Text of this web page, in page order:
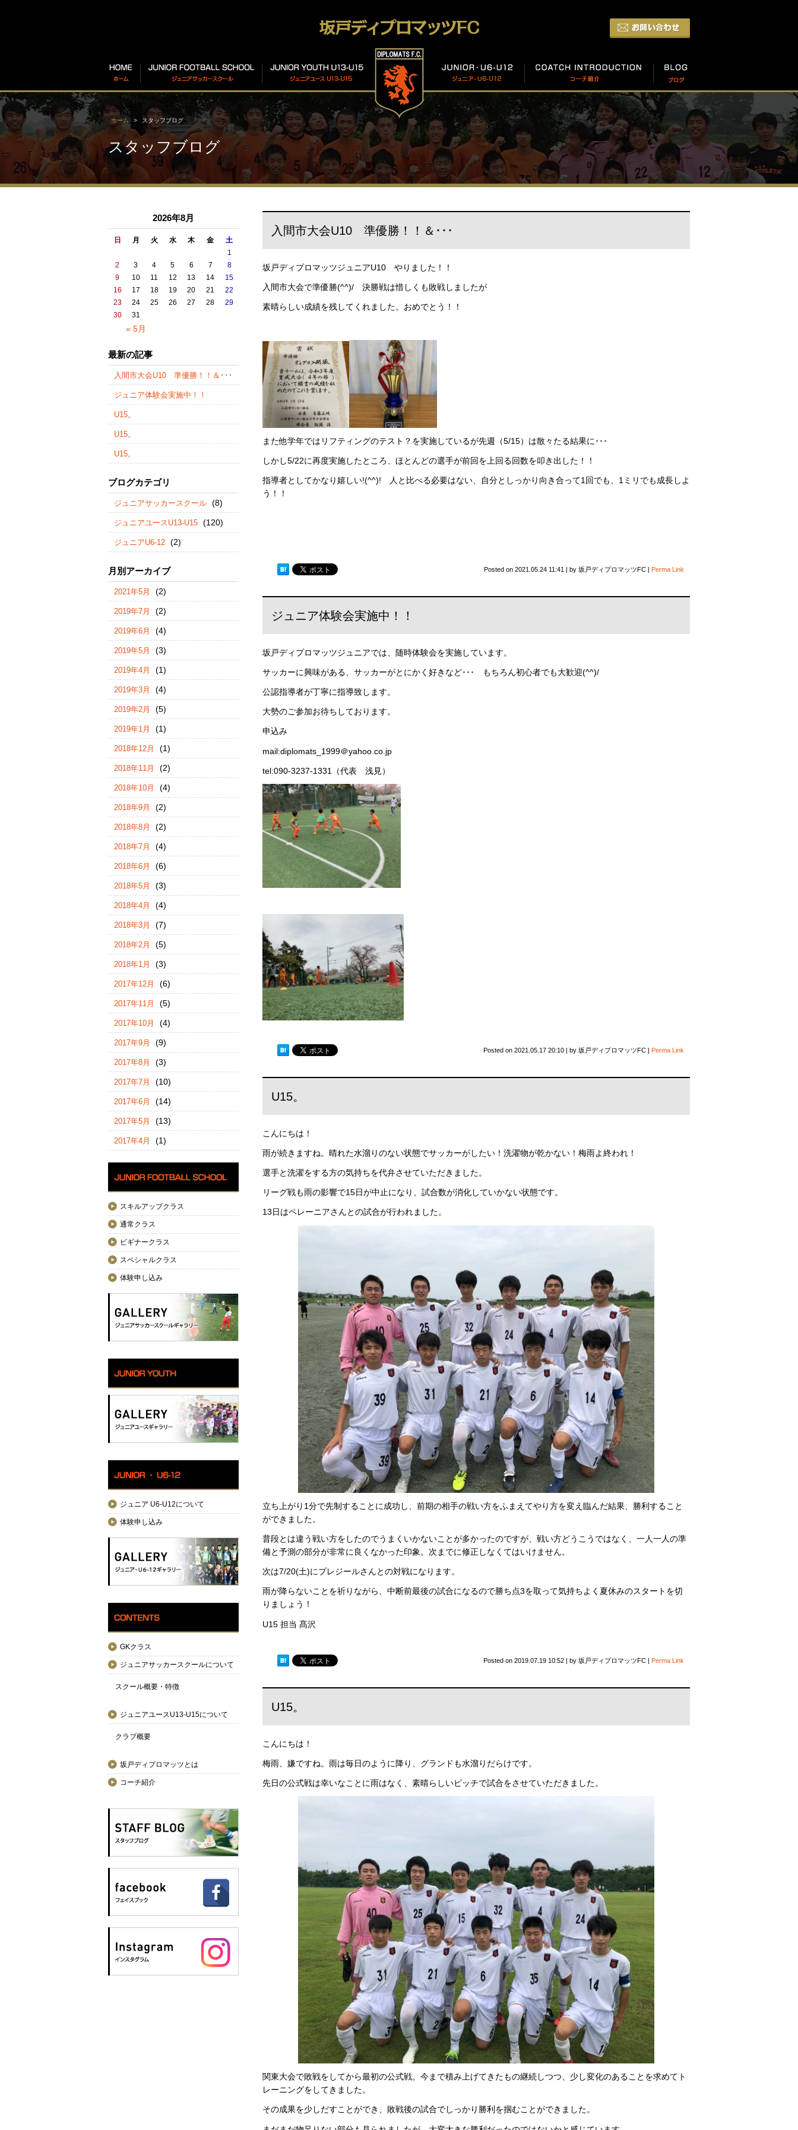
ホーム スタッフブログ
スタッフブログ
入間市大会U10 準優勝！！＆･･･
坂戸ディプロマッツジュニアU10 やりました！！
入間市大会で準優勝(^^)/ 決勝戦は惜しくも敗戦しましたが
素晴らしい成績を残してくれました。おめでとう！！
また他学年ではリフティングのテスト？を実施しているが先週（5/15）は散々たる結果に･･･
しかし5/22に再度実施したところ、ほとんどの選手が前回を上回る回数を叩き出した！！
指導者としてかなり嬉しい!(^^)! 人と比べる必要はない、自分としっかり向き合って1回でも、1ミリでも成長しよ
う！！
Posted on 2021.05.24 11:41 | by 坂戸ディプロマッツFC | Perma Link
ジュニア体験会実施中！！
坂戸ディプロマッツジュニアでは、随時体験会を実施しています。
サッカーに興味がある、サッカーがとにかく好きなど･･･ もちろん初心者でも大歓迎(^^)/
公認指導者が丁寧に指導致します。
大勢のご参加お待ちしております。
申込み
mail:diplomats_1999＠yahoo.co.jp
tel:090-3237-1331（代表 浅見）
Posted on 2021.05.17 20:10 | by 坂戸ディプロマッツFC | Perma Link
U15。
こんにちは！
雨が続きますね。晴れた水溜りのない状態でサッカーがしたい！洗濯物が乾かない！梅雨よ終われ！
選手と洗濯をする方の気持ちを代弁させていただきました。
リーグ戦も雨の影響で15日が中止になり、試合数が消化していかない状態です。
13日はペレーニアさんとの試合が行われました。
立ち上がり1分で先制することに成功し、前期の相手の戦い方をふまえてやり方を変え臨んだ結果、勝利すること
ができました。
普段とは違う戦い方をしたのでうまくいかないことが多かったのですが、戦い方どうこうではなく、一人一人の準
備と予測の部分が非常に良くなかった印象。次までに修正しなくてはいけません。
次は7/20(土)にプレジールさんとの対戦になります。
雨が降らないことを祈りながら、中断前最後の試合になるので勝ち点3を取って気持ちよく夏休みのスタートを切
りましょう！
U15 担当 髙沢
Posted on 2019.07.19 10:52 | by 坂戸ディプロマッツFC | Perma Link
U15。
こんにちは！
梅雨、嫌ですね。雨は毎日のように降り、グランドも水溜りだらけです。
先日の公式戦は幸いなことに雨はなく、素晴らしいピッチで試合をさせていただきました。
関東大会で敗戦をしてから最初の公式戦。今まで積み上げてきたもの継続しつつ、少し変化のあることを求めてト
レーニングをしてきました。
その成果を少しだすことができ、敗戦後の試合でしっかり勝利を掴むことができました。
2026年8月
日 月 火 水 木 金 土
« 5月
1
2
3 4 5 6 7
8
9
10 11 12 13 14
15
16
17 18 19 20 21
22
23
24 25 26 27 28
29
30
31
最新の記事
入間市大会U10 準優勝！！＆･･･
ジュニア体験会実施中！！
U15。
U15。
U15。
ブログカテゴリ
ジュニアサッカースクール (8)
ジュニアユースU13-U15 (120)
ジュニアU6-12 (2)
月別アーカイブ
2021年5月 (2)
2019年7月 (2)
2019年6月 (4)
2019年5月 (3)
2019年4月 (1)
2019年3月 (4)
2019年2月 (5)
2019年1月 (1)
2018年12月 (1)
2018年11月 (2)
2018年10月 (4)
2018年9月 (2)
2018年8月 (2)
2018年7月 (4)
2018年6月 (6)
2018年5月 (3)
2018年4月 (4)
2018年3月 (7)
2018年2月 (5)
2018年1月 (3)
2017年12月 (6)
2017年11月 (5)
2017年10月 (4)
2017年9月 (9)
2017年8月 (3)
2017年7月 (10)
2017年6月 (14)
2017年5月 (13)
2017年4月 (1)
スキルアップクラス
通常クラス
ビギナークラス
スペシャルクラス
体験申し込み
ジュニア U6-U12について
体験申し込み
GKクラス
ジュニアサッカースクールについて
スクール概要・特徴
ジュニアユースU13-U15について
クラブ概要
坂戸ディプロマッツとは
コーチ紹介